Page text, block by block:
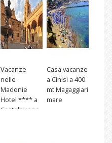
Vacanze
nelle
Madonie
Hotel **** a
Castelbuono
Casa vacanze
a Cinisi a 400
mt Magaggiari
mare